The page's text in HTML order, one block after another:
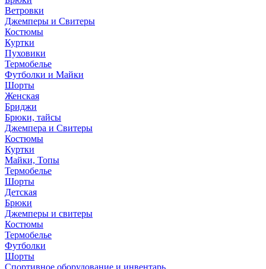
Ветровки
Джемперы и Свитеры
Костюмы
Куртки
Пуховики
Термобелье
Футболки и Майки
Шорты
Женская
Бриджи
Брюки, тайсы
Джемпера и Свитеры
Костюмы
Куртки
Майки, Топы
Термобелье
Шорты
Детская
Брюки
Джемперы и свитеры
Костюмы
Термобелье
Футболки
Шорты
Спортивное оборудование и инвентарь